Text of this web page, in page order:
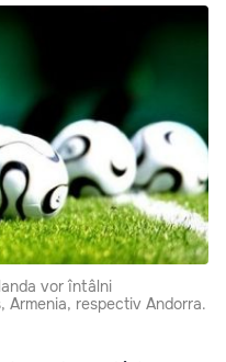
vor întâlni
Armenia, respectiv Andorra.